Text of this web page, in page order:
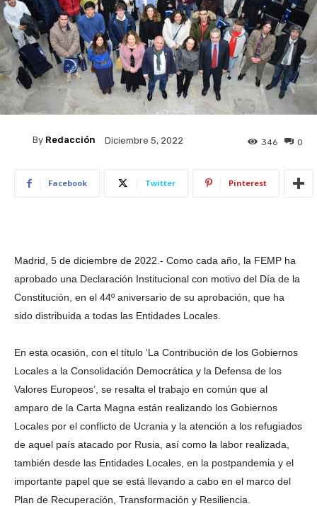
By Redacción Diciembre 5, 2022 0
346
Facebook Twitter Pinterest
Madrid, 5 de diciembre de 2022.- Como cada año, la FEMP ha
aprobado una Declaración Institucional con motivo del Día de la
Constitución, en el 44º aniversario de su aprobación, que ha
sido distribuida a todas las Entidades Locales.
En esta ocasión, con el título ‘La Contribución de los Gobiernos
Locales a la Consolidación Democrática y la Defensa de los
Valores Europeos’, se resalta el trabajo en común que al
amparo de la Carta Magna están realizando los Gobiernos
Locales por el conflicto de Ucrania y la atención a los refugiados
de aquel país atacado por Rusia, así como la labor realizada,
también desde las Entidades Locales, en la postpandemia y el
importante papel que se está llevando a cabo en el marco del
Plan de Recuperación, Transformación y Resiliencia.